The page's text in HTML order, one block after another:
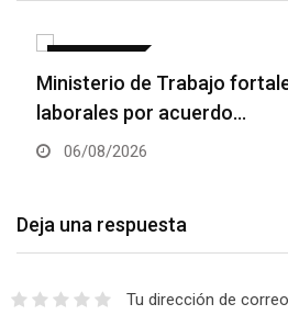
Ministerio de Trabajo
laborales por acuerdo…
06/08/2026
Deja una respuesta
Tu dirección de